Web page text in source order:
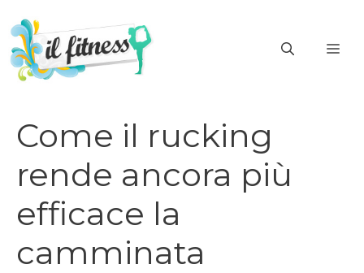
contenuto
Come il rucking
rende ancora più
efficace la
camminata